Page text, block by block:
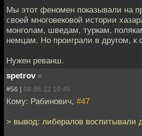
Мы этот феномен показывали на
своей многовековой истории
монголам, шведам, туркам,
немцам. Но проиграли в другом, к
Нужен реванш.
spetrov »
#56 | 08.05.12 10:45
Кому: Рабинович, #47
> вывод: либералов воспитывали